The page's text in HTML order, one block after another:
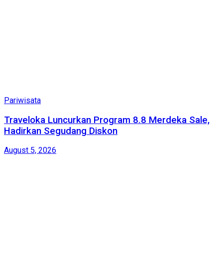
Pariwisata
Traveloka Luncurkan Program 8.8 Merdeka Sale,
Hadirkan Segudang Diskon
August 5, 2026